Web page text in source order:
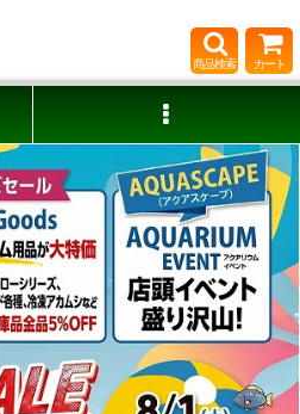
商品検索 カート